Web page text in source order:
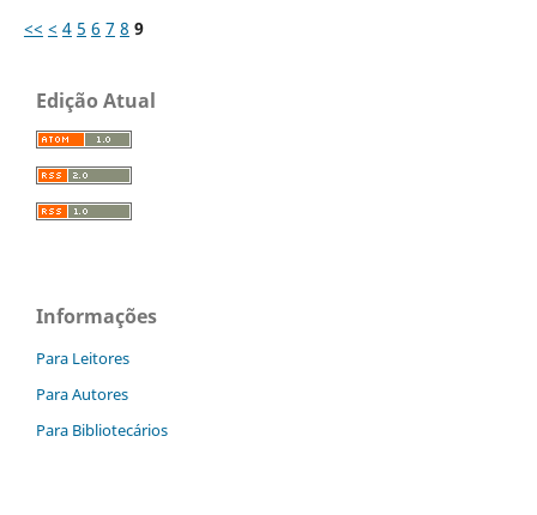
<< < 4 5 6 7 8 9
Edição Atual
Informações
Para Leitores
Para Autores
Para Bibliotecários